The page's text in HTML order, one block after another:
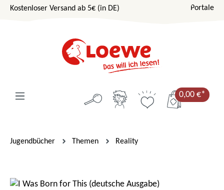
Zum Hauptinhalt springen
Kostenloser Versand ab 5€ (in DE) Portale
0,00 €*
Jugendbücher Themen Reality
Bildergalerie überspringen